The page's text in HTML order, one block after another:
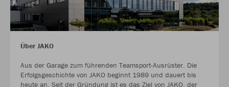
Über JAKO
Aus der Garage zum führenden Teamsport-Ausrüster. Die
Erfolgsgeschichte von JAKO beginnt 1989 und dauert bis
heute an. Seit der Gründung ist es das Ziel von JAKO, der